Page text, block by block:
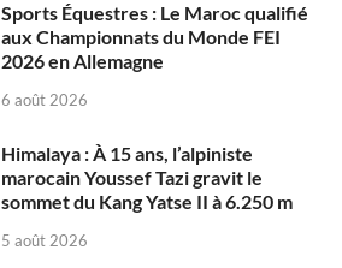
Sports Équestres : Le Maroc qualifié
aux Championnats du Monde FEI
2026 en Allemagne
6 août 2026
Himalaya : À 15 ans, l’alpiniste
marocain Youssef Tazi gravit le
sommet du Kang Yatse II à 6.250 m
5 août 2026